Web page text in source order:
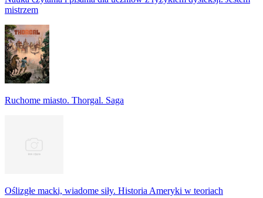
mistrzem
Ruchome miasto. Thorgal. Saga
Oślizgłe macki, wiadome siły. Historia Ameryki w teoriach